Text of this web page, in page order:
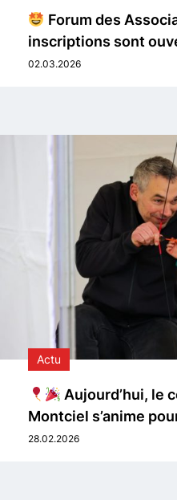
Forum des
inscriptions sont
02.03.2026
Actu
Aujourd’hui, le
Montciel s’anime
28.02.2026